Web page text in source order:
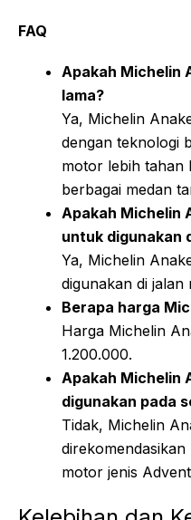
FAQ
Apakah Michelin
lama?
Ya, Michelin
dengan teknologi
motor lebih tahan
berbagai medan
Apakah Michelin
untuk digunakan
Ya, Michelin
digunakan di
Berapa harga
Harga Michelin
1.200.000.
Apakah Michelin
digunakan pada
Tidak, Michelin
motor jenis